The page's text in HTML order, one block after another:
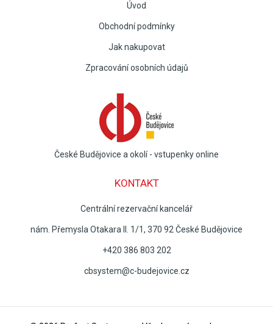
Úvod
Obchodní podmínky
Jak nakupovat
Zpracování osobních údajů
České Budějovice a okolí - vstupenky online
KONTAKT
Centrální rezervační kancelář
nám. Přemysla Otakara II. 1/1, 370 92 České Budějovice
+420 386 803 202
cbsystem@c-budejovice.cz